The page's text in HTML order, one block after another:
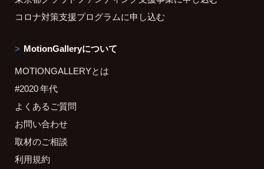
コロナ対策支援プログラムに申し込む
MotionGalleryについて
MOTIONGALLERYとは
#2020 年代
よくあるご質問
お問い合わせ
取材のご相談
利用規約